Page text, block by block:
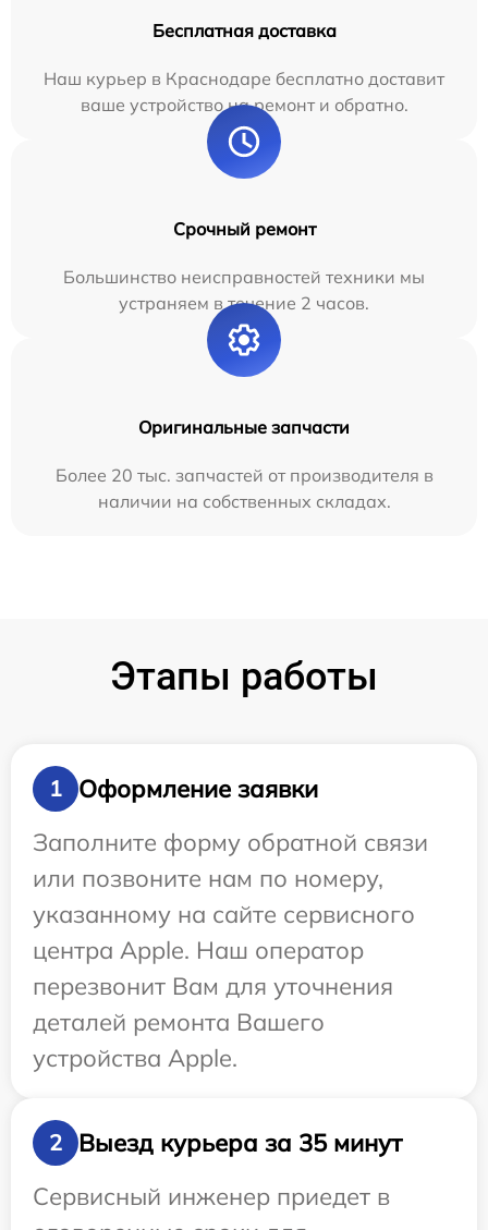
Бесплатная доставка
Наш курьер в Краснодаре бесплатно доставит
ваше устройство на ремонт и обратно.
Срочный ремонт
Большинство неисправностей техники мы
устраняем в течение 2 часов.
Оригинальные запчасти
Более 20 тыс. запчастей от производителя в
наличии на собственных складах.
Этапы работы
1
Оформление заявки
Заполните форму обратной связи
или позвоните нам по номеру,
указанному на сайте сервисного
центра Apple. Наш оператор
перезвонит Вам для уточнения
деталей ремонта Вашего
устройства Apple.
2
Выезд курьера за 35 минут
Сервисный инженер приедет в